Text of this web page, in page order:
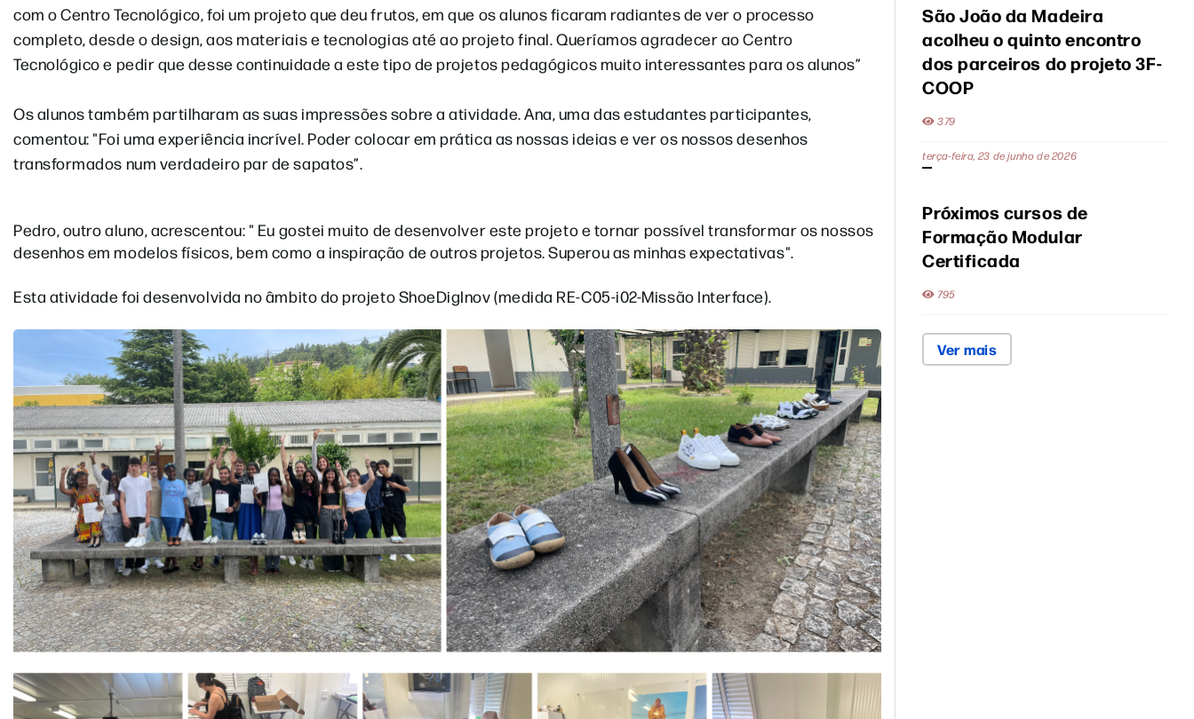
com o Centro Tecnológico, foi um projeto que deu frutos, em que os alunos ficaram radiantes de ver o processo
completo, desde o design, aos materiais e tecnologias até ao projeto final. Queríamos agradecer ao Centro
Tecnológico e pedir que desse continuidade a este tipo de projetos pedagógicos muito interessantes para os alunos”
Os alunos também partilharam as suas impressões sobre a atividade. Ana, uma das estudantes participantes,
comentou: "Foi uma experiência incrível. Poder colocar em prática as nossas ideias e ver os nossos desenhos
transformados num verdadeiro par de sapatos”.
Pedro, outro aluno, acrescentou: " Eu gostei muito de desenvolver este projeto e tornar possível transformar os nossos
desenhos em modelos físicos, bem como a inspiração de outros projetos. Superou as minhas expectativas".
Esta atividade foi desenvolvida no âmbito do projeto ShoeDigInov (medida RE-C05-i02-Missão Interface).
São João da Madeira
acolheu o quinto encontro
dos parceiros do projeto 3F-
COOP
379
terça-feira, 23 de junho de 2026
Próximos cursos de
Formação Modular
Certificada
795
Ver mais